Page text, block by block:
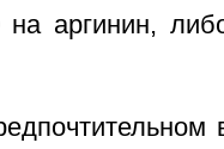
на аргинин,